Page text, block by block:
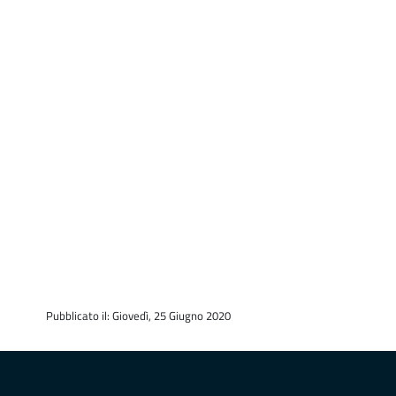
Pubblicato il: Giovedì, 25 Giugno 2020